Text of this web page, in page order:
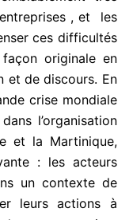
à une
et dite non plus
et idéologique
du terme,
de l’économie
financière
les futures
très
entreprises , et
pour ne rien
X